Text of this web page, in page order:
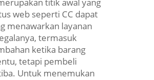
web seperti CC dapat
menawarkan layanan
termasuk
ketika barang
tetapi pembeli
Untuk menemukan